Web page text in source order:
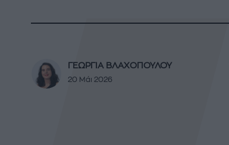
ΓΕΩΡΓΙΑ ΒΛΑΧΟΠΟΥΛΟΥ
20 Μάι 2026